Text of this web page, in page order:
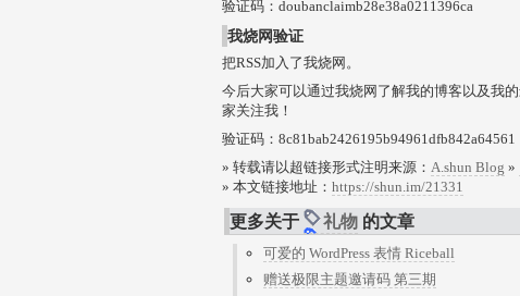
验证码：doubanclaimb28e38a0211396ca
我烧网验证
把RSS加入了我烧网。
今后大家可以通过我烧网了解我的博客以及我
家关注我！
验证码：8c81bab2426195b94961dfb842a64561
» 转载请以超链接形式注明来源： A.shun Blog »
» 本文链接地址： https://shun.im/21331
更多关于 礼物 的文章
可爱的 WordPress 表情 Riceball
赠送极限主题邀请码 第三期